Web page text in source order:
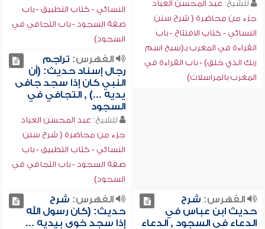
للشيخ: عبد المحسن العباد
جزء من محاضرة ( شرح سنن
النسائي - كتاب الافتتاح - باب
القراءة في المغرب بـ(سبح اسم
ربك الذي خلق) - باب القراءة في
المغرب بالمراسلات)
النسائي - كتاب التطبيق - باب
صفة السجود - باب التجافي في
السجود)
الفهرس: تراجم
رجال إسناد حديث: (أن
النبي كان إذا سجد جافى
يديه ...) , التجافي في
السجود
للشيخ: عبد المحسن العباد
جزء من محاضرة ( شرح سنن
النسائي - كتاب التطبيق - باب
صفة السجود - باب التجافي في
السجود)
الفهرس: شرح
حديث ابن عباس في
الدعاء في السجود , الدعاء
الفهرس: شرح
حديث: (كان رسول الله
إذا سجد خوى بيديه ...